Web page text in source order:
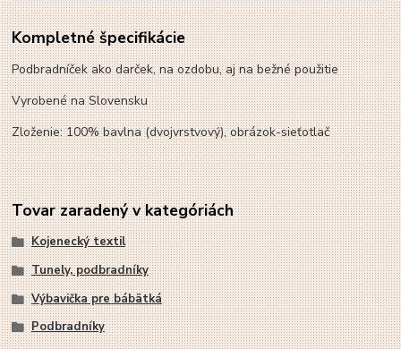
Kompletné špecifikácie
Podbradníček ako darček, na ozdobu, aj na bežné použitie
Vyrobené na Slovensku
Zloženie: 100% bavlna (dvojvrstvový), obrázok-sieťotlač
Tovar zaradený v kategóriách
Kojenecký textil
Tunely, podbradníky
Výbavička pre bábätká
Podbradníky